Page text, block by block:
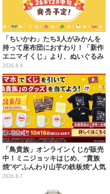
「ちいかわ」たち3人がみかんを
持って座布団におすわり！「新作
エニマイくじ」より、ぬいぐるみ
画像が初公開
2026.8.4
「鳥貴族」オンラインくじが販売
中！ミニジョッキはじめ、“貴族
焼”や”ふんわり山芋の鉄板焼”人気
メニューTシャツなどラインナッ
2026.8.7